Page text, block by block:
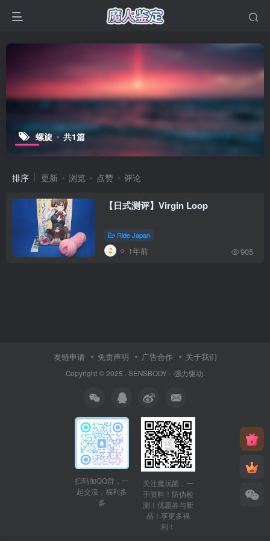
螺旋 共1篇
排序 更新 浏览 点赞 评论
【日式测评】Virgin Loop
Ride Japan
1年前 905
友链申请 免责声明 广告合作 关于我们
Copyright © 2025 · SENSBODY· ·强力驱动.
扫码加QQ群，一
起交流，福利多
多
关注魔玩菌，一
手资料！防伪检
测！优惠券与新
品！享更多福
利！